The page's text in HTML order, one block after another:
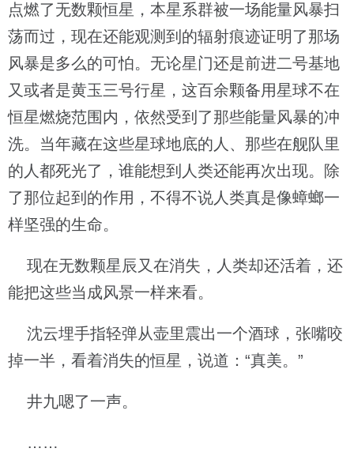
点燃了无数颗恒星，本星系群被一场能量风暴扫
荡而过，现在还能观测到的辐射痕迹证明了那场
风暴是多么的可怕。无论星门还是前进二号基地
又或者是黄玉三号行星，这百余颗备用星球不在
恒星燃烧范围内，依然受到了那些能量风暴的冲
洗。当年藏在这些星球地底的人、那些在舰队里
的人都死光了，谁能想到人类还能再次出现。除
了那位起到的作用，不得不说人类真是像蟑螂一
样坚强的生命。
现在无数颗星辰又在消失，人类却还活着，还
能把这些当成风景一样来看。
沈云埋手指轻弹从壶里震出一个酒球，张嘴咬
掉一半，看着消失的恒星，说道：“真美。”
井九嗯了一声。
……